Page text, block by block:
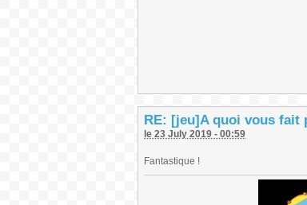
RE: [jeu]A quoi vous fait
le 23 July 2019 - 00:59
Fantastique !